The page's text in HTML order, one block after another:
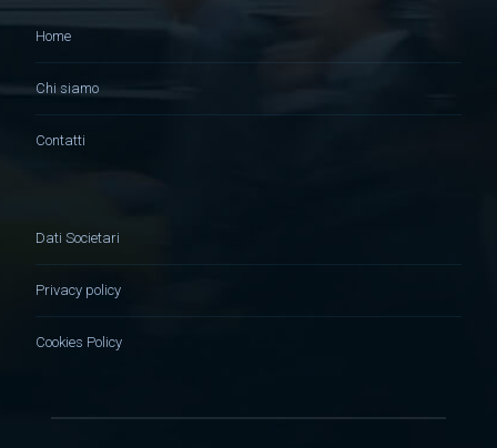
Home
Chi siamo
Contatti
Dati Societari
Privacy policy
Cookies Policy